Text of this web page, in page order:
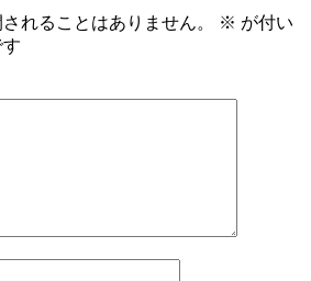
れることはありません。 ※ が付い